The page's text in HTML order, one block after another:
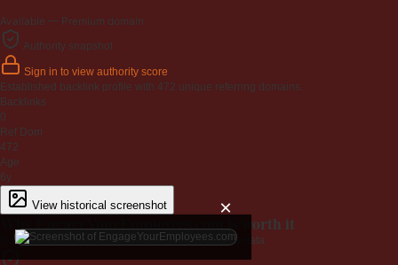
Available — Premium domain
Authority snapshot
Sign in to view authority score
Established backlink profile with 472 unique referring domains.
Backlinks
0
Ref Dom
472
Age
6y
View historical screenshot ×
Why EngageYourEmployees.com is worth it
Every claim below is backed by verified third-party data.